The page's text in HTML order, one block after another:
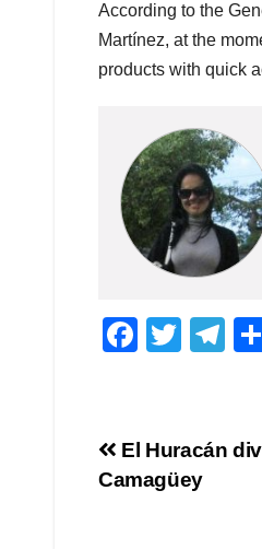
According to the
Martínez, at the
products with quick
F
e
b
T
er
T
gr
El Huracán
Camagüey